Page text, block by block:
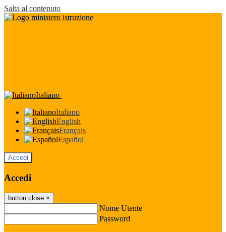
Salta al contenuto
Italiano
Italiano
English
Français
Español
Accedi
Accedi
button close ×
Nome Utente
Password